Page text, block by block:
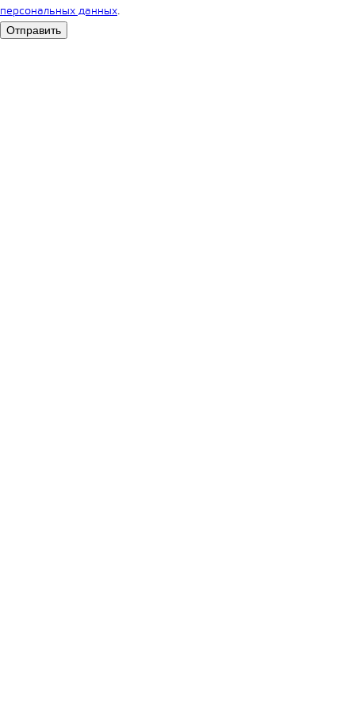
персональных данных.